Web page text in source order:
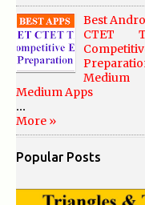
Best
CTET
Medium Apps
...
More »
Popular Posts